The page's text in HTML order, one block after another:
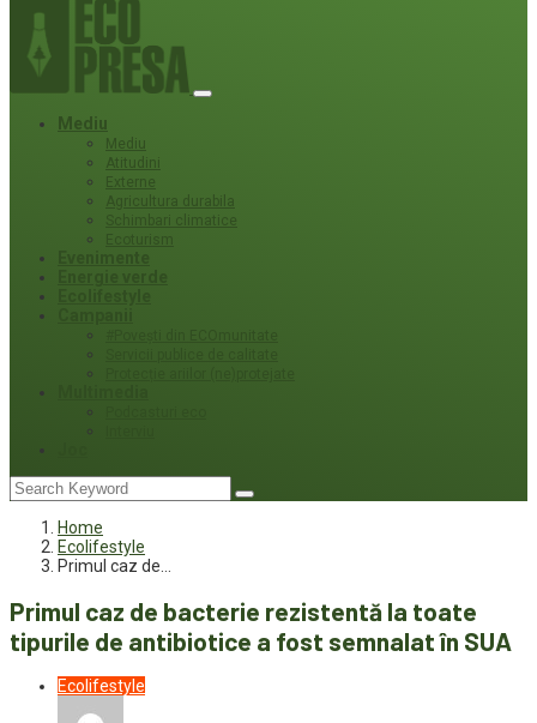
Mediu
Mediu
Atitudini
Externe
Agricultura durabila
Schimbari climatice
Ecoturism
Home
Ecolifestyle
Primul caz de…
Primul caz de bacterie rezistentă la toate
tipurile de antibiotice a fost semnalat în SUA
Ecolifestyle